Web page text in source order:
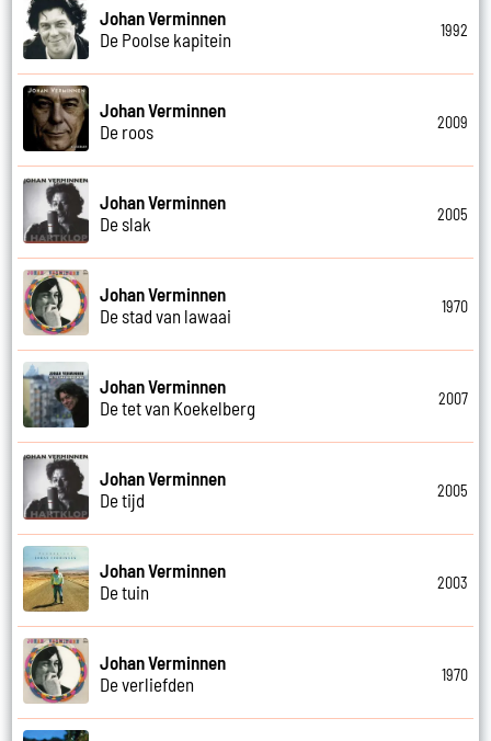
Johan Verminnen
De Poolse kapitein
1992
Johan Verminnen
De roos
2009
Johan Verminnen
De slak
2005
Johan Verminnen
De stad van lawaai
1970
Johan Verminnen
De tet van Koekelberg
2007
Johan Verminnen
De tijd
2005
Johan Verminnen
De tuin
2003
Johan Verminnen
De verliefden
1970